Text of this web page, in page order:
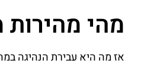
מהי
אז מה היא עבירת הנהיגה